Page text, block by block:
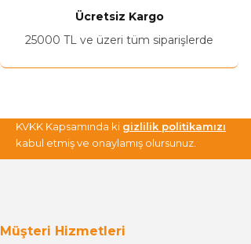
Ücretsiz Kargo
25000 TL ve üzeri tüm siparişlerde
KVKK Kapsamında ki gizlilik politikamızı
kabul etmiş ve onaylamış olursunuz.
Müşteri Hizmetleri